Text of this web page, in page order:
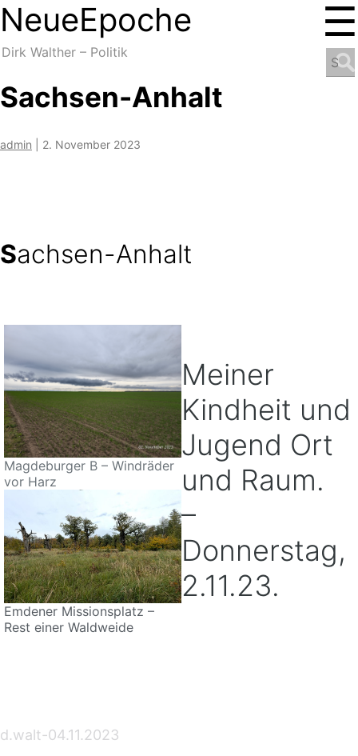
NeueEpoche
NeueEpoche
Dirk Walther – Politik
☰
Sachsen-Anhalt
admin 2. November 2023
Sachsen-Anhalt
Magdeburger B – Windräder
vor Harz
Emdener Missionsplatz –
Rest einer Waldweide
Meiner
Kindheit und
Jugend Ort
und Raum.
–
Donnerstag,
2.11.23.
d.walt-04.11.2023